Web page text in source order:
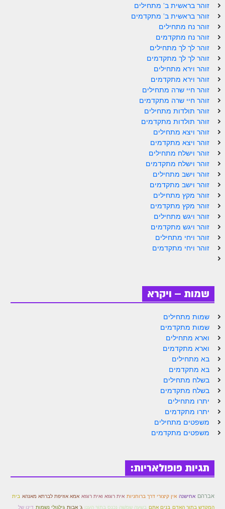
ספר הזוהר חיי שרה מתחילים
ספר הזוהר חיי שרה מתקדמים
ספר הזוהר תולדות מתחילים
ספר הזוהר תולדות מתקדמים
ספר הזוהר ויצא מתחילים
ספר הזוהר ויצא מתקדמים
ספר הזוהר וישלח מתחילים
הזוהר הקדוש וישלח מתקדמים
הזוהר הקדוש וישב מתחילים
הזוהר הקדוש וישב מתקדמים
הזוהר הקדוש מקץ מתחילים
הזוהר הקדוש מקץ מתקדמים
הזוהר הקדוש ויגש מתחילים
הזוהר הקדוש ויגש מתקדמים
ספר הזוהר – שמות
הזוהר הקדוש שמות מתחילים
הזוהר הקדוש שמות מתקדמים
הזוהר הקדוש וארא מתחילים
הזוהר הקדוש וארא מתקדמים
הזוהר הקדוש בא מתחילים
הזוהר הקדוש בא מתקדמים
הזוהר הקדוש בשלח מתחילים
הזוהר הקדוש יתרו מתחילים
משפטים מתחילים
זוהר בראשית ב' מתחילים
זוהר בראשית ב' מתקדמים
זוהר נח מתחילים
זוהר נח מתקדמים
זוהר לך לך מתחילים
זוהר לך לך מתקדמים
זוהר וירא מתחילים
זוהר וירא מתקדמים
זוהר חיי שרה מתחילים
זוהר חיי שרה מתקדמים
זוהר תולדות מתחילים
זוהר תולדות מתקדמים
זוהר ויצא מתחילים
זוהר ויצא מתקדמים
זוהר וישלח מתחילים
זוהר וישלח מתקדמים
זוהר וישב מתחילים
זוהר וישב מתקדמים
זוהר מקץ מתחילים
זוהר מקץ מתקדמים
זוהר ויגש מתחילים
זוהר ויגש מתקדמים
זוהר ויחי מתחילים
זוהר ויחי מתקדמים
שמות – ויקרא
שמות מתחילים
שמות מתקדמים
וארא מתחילים
וארא מתקדמים
בא מתחילים
בא מתקדמים
בשלח מתחילים
בשלח מתקדמים
יתרו מתחילים
יתרו מתקדמים
משפטים מתחילים
משפטים מתקדמים
תגיות פופולאריות:
אברהם אחישנה אין קיצורי דרך ברוחניות אית רוגזא ואית רוגזא אמא אוזיפת לברתא מאנהא בית
המקדש בתוך האדם בָּנִים אַתֶּם בשעה שמֹשֶׁה נכנס בְּתוֹךְ הֶעָנָן ג' אבות גילגולי נשמות דינו של